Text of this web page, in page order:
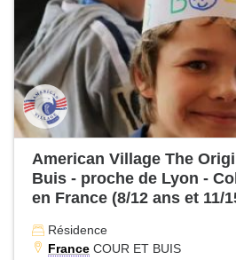
American Village The
Buis - proche de Lyon -
en France (8/12 ans et 11/
Résidence
France COUR ET BUIS